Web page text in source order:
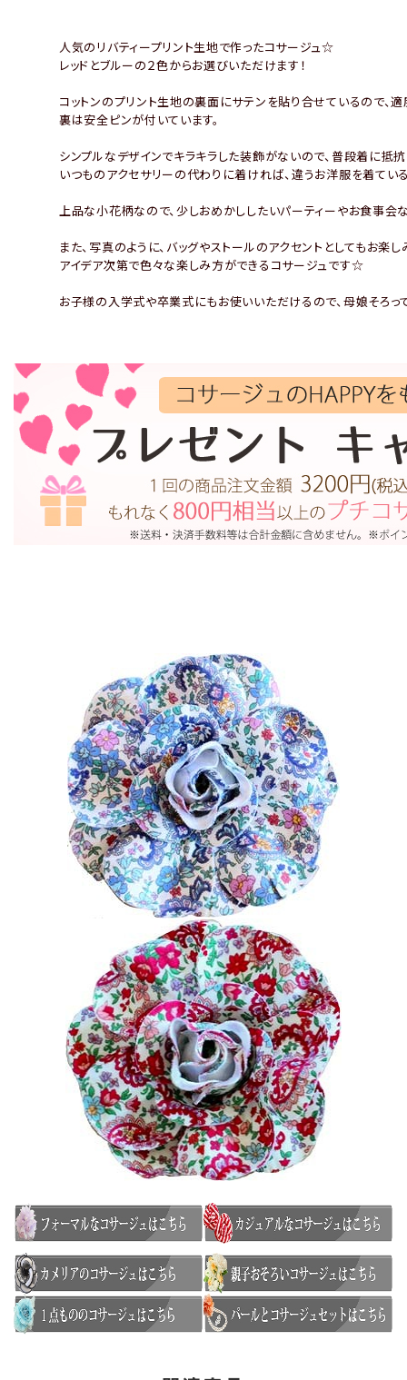
人気のリバティープリント生地で作ったコサージュ☆
レッドとブルーの２色からお選びいただけます！
コットンのプリント生地の裏面にサテンを貼り合せているので、適
裏は安全ピンが付いています。
シンプルなデザインでキラキラした装飾がないので、普段着に抵
いつものアクセサリーの代わりに着ければ、違うお洋服を着てい
上品な小花柄なので、少しおめかししたいパーティーやお食事会
また、写真のように、バッグやストールのアクセントとしてもお楽
アイデア次第で色々な楽しみ方ができるコサージュです☆
お子様の入学式や卒業式にもお使いいただけるので、母娘そろ